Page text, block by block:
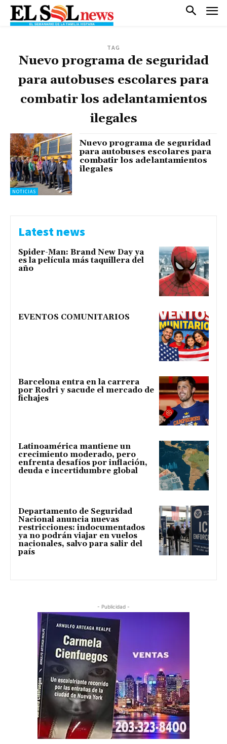
TAG
Nuevo programa de seguridad
para autobuses escolares para
combatir los adelantamientos
ilegales
NOTICIAS
Nuevo programa de seguridad
para autobuses escolares para
combatir los adelantamientos
ilegales
Latest news
Spider-Man: Brand New Day ya
es la película más taquillera del
año
EVENTOS COMUNITARIOS
Barcelona entra en la carrera
por Rodri y sacude el mercado de
fichajes
Latinoamérica mantiene un
crecimiento moderado, pero
enfrenta desafíos por inflación,
deuda e incertidumbre global
Departamento de Seguridad
Nacional anuncia nuevas
restricciones: indocumentados
ya no podrán viajar en vuelos
nacionales, salvo para salir del
país
- Publicidad -